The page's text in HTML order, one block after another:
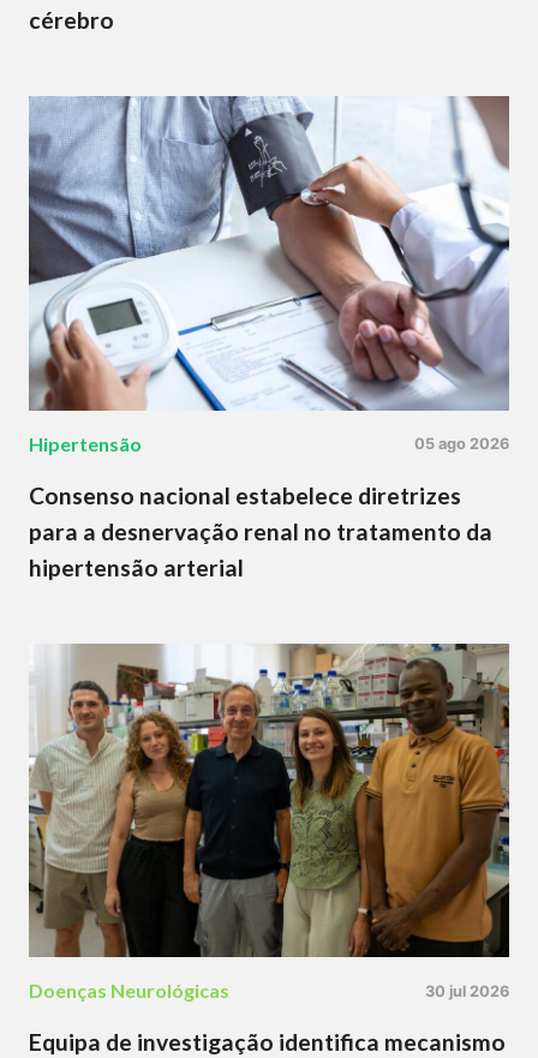
cérebro
Hipertensão 05 ago 2026
Consenso nacional estabelece diretrizes
para a desnervação renal no tratamento da
hipertensão arterial
Doenças Neurológicas 30 jul 2026
Equipa de investigação identifica mecanismo